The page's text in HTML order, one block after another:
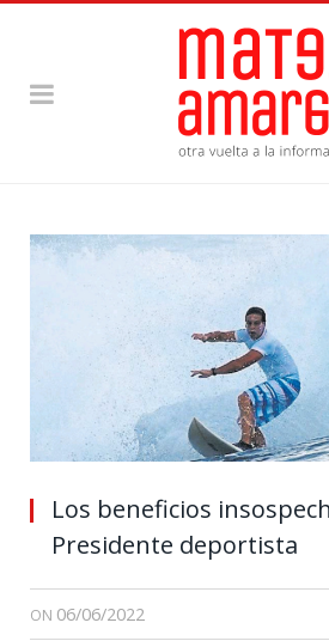
Los beneficios
Presidente deportista
ON 06/06/2022